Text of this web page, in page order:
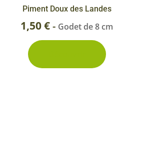
Piment Doux des Landes
1,50€- Godet de 8 cm